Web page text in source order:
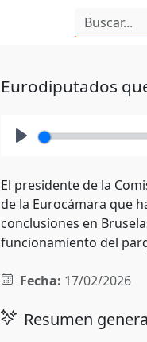
Eurodiputados
El presidente de la
de la Eurocámara que
conclusiones en
funcionamiento del
Fecha: 17/02/2026
Resumen